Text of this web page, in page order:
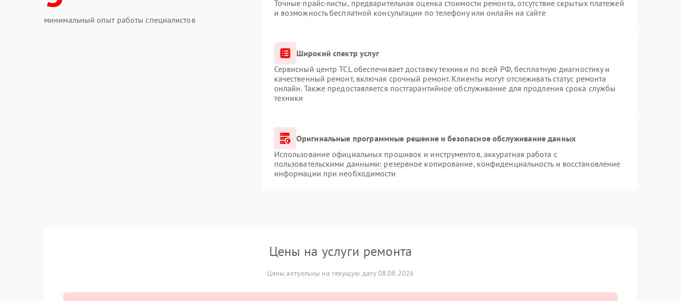
минимальный опыт работы специалистов
Точные прайс-листы, предварительная оценка стоимости ремонта, отсутствие скрытых платежей
и возможность бесплатной консультации по телефону или онлайн на сайте
Широкий спектр услуг
Сервисный центр TCL обеспечивает доставку техники по всей РФ, бесплатную диагностику и
качественный ремонт, включая срочный ремонт. Клиенты могут отслеживать статус ремонта
онлайн. Также предоставляется постгарантийное обслуживание для продления срока службы
техники
Оригинальные программные решение и безопасное обслуживание данных
Использование официальных прошивок и инструментов, аккуратная работа с
пользовательскими данными: резервное копирование, конфиденциальность и восстановление
информации при необходимости
Цены на услуги ремонта
Цены актуальны на текущую дату 08.08.2026